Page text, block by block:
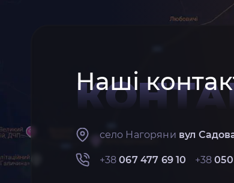
Наші
село Нагоряни вул
+38067 477 69 10 +38